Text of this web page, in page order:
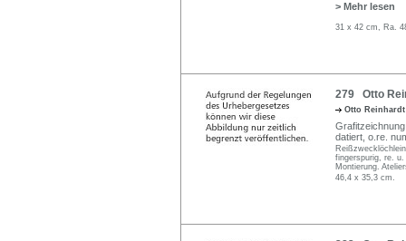
> Mehr lesen
31 x 42 cm, Ra.
279 Otto
Otto
datiert, o.re.
fingerspurig, re.
Montierung.
46,4 x 35,3 cm.